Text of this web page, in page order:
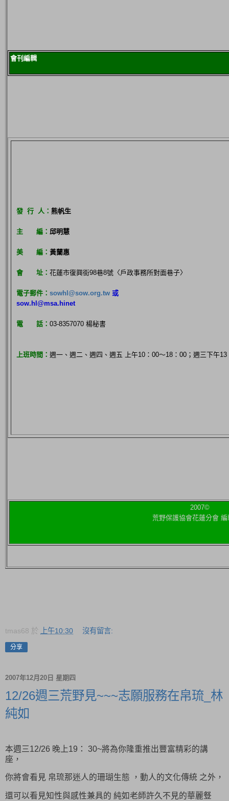
會刊編輯
發 行 人： 熊帆生
主 編： 邱明慧
美 編： 黃蘭惠
會 址： 花蓮市復興街98巷8號〈戶政事務所對面巷子〉
電子郵件： sowhl@sow.org.tw 或
sow.hl@msa.hinet
電 話： 03-8357070 楊秘書
上班時間： 週一、週二、週四、週五 上午10：00～18：00；週三下午13
2007©
荒野保護協會花蓮分會 編
tmas68 於 上午10:30 沒有留言:
分享
2007年12月20日 星期四
12/26週三荒野見~~~志願服務在帛琉_林
純如
本週三12/26 晚上19： 30~將為你隆重推出豐富精彩的講
座，
你將會看見 帛琉那迷人的珊瑚生態 ，動人的文化傳統 之外，
還可以看見知性與感性兼具的 純如老師許久不見的華麗豋